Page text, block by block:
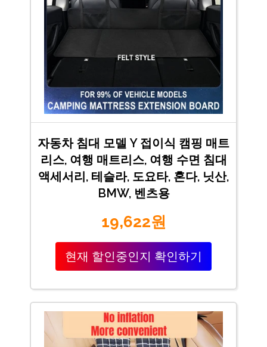
자동차 침대 모델 Y 접이식 캠핑 매트
리스, 여행 매트리스, 여행 수면 침대
액세서리, 테슬라, 도요타, 혼다, 닛산,
BMW, 벤츠용
19,622원
현재 할인중인지 확인하기